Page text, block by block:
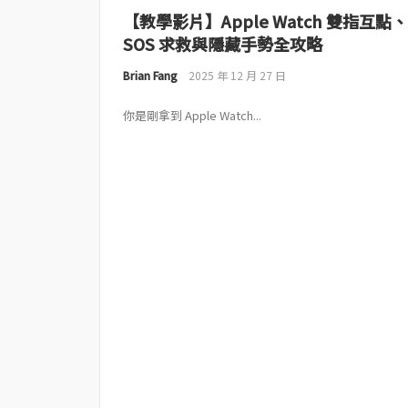
【教學影片】Apple Watch 雙指互點、
SOS 求救與隱藏手勢全攻略
Brian Fang 2025 年 12 月 27 日
你是剛拿到 Apple Watch...